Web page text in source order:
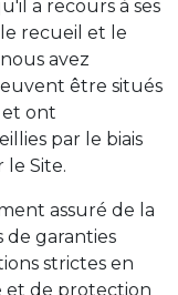
a recours à ses
recueil et le
avez
être situés
ont
par le biais
le Site.
assuré de la
de garanties
strictes en
et de protection